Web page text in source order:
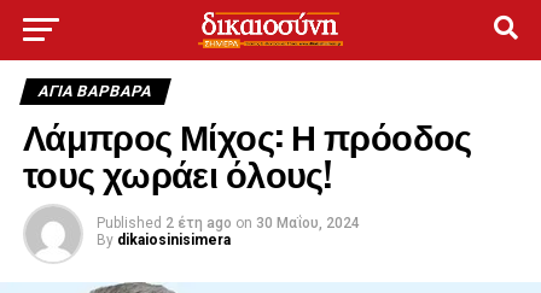
ΑΓΙΑ ΒΑΡΒΑΡΑ
Λάμπρος Μίχος: Η πρόοδος
τους χωράει όλους!
Published 2 έτη ago on 30 Μαΐου, 2024
By dikaiosinisimera